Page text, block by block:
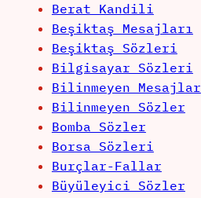
Berat Kandili
Beşiktaş Mesajları
Beşiktaş Sözleri
Bilgisayar Sözleri
Bilinmeyen Mesajlar
Bilinmeyen Sözler
Bomba Sözler
Borsa Sözleri
Burçlar-Fallar
Büyüleyici Sözler